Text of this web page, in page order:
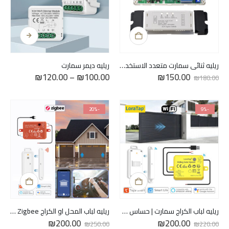
المنتج
ريليه ثنائي سمارت متعدد الاستخدام DC 7-32V
₪180.00 السعر
الأصلي
₪180.00.
₪150.00 السعر
الحالي
₪150.00.
هناك
العديد
من
المختلفة
لهذا
اختيار
الخيارات
على
صفحة
المنتج
ريليه ديمر سمارت
₪100.00
–
₪120.00
-9%
ريليه لباب الكراج سمارت | حساس فتح واغلاق لاسلكي مطري
₪220.00 السعر ₪200.00 السعر
-20%
ريليه لباب المحل او الكراج Zigbee | حساس فتح واغلاق لاسلكي
₪250.00 السعر ₪200.00 السعر